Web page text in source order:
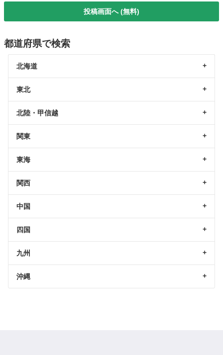
投稿画面へ (無料)
都道府県で検索
北海道
東北
北陸・甲信越
関東
東海
関西
中国
四国
九州
沖縄